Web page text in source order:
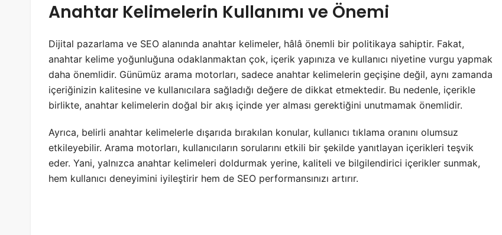
Anahtar Kelimelerin Kullanımı ve Önemi
Dijital pazarlama ve SEO alanında anahtar kelimeler, hâlâ önemli bir politikaya sahiptir. Fakat,
anahtar kelime yoğunluğuna odaklanmaktan çok, içerik yapınıza ve kullanıcı niyetine vurgu yapmak
daha önemlidir. Günümüz arama motorları, sadece anahtar kelimelerin geçişine değil, aynı zamanda
içeriğinizin kalitesine ve kullanıcılara sağladığı değere de dikkat etmektedir. Bu nedenle, içerikle
birlikte, anahtar kelimelerin doğal bir akış içinde yer alması gerektiğini unutmamak önemlidir.
Ayrıca, belirli anahtar kelimelerle dışarıda bırakılan konular, kullanıcı tıklama oranını olumsuz
etkileyebilir. Arama motorları, kullanıcıların sorularını etkili bir şekilde yanıtlayan içerikleri teşvik
eder. Yani, yalnızca anahtar kelimeleri doldurmak yerine, kaliteli ve bilgilendirici içerikler sunmak,
hem kullanıcı deneyimini iyileştirir hem de SEO performansınızı artırır.